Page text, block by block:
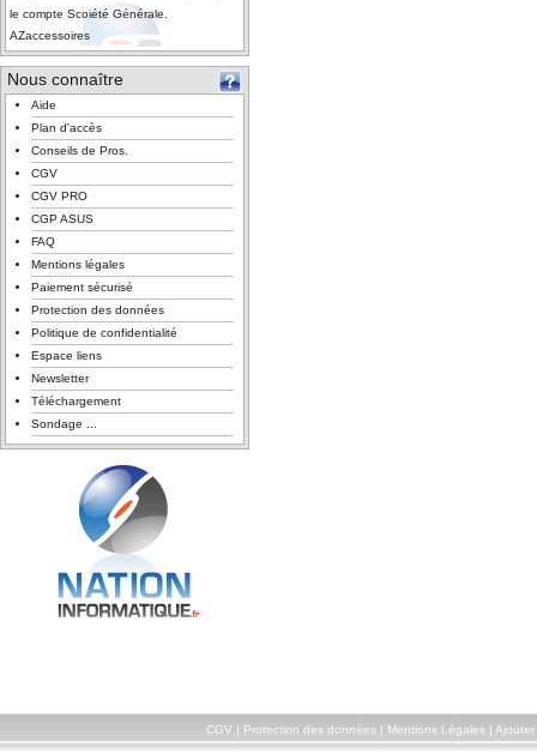
le compte Scoiété Générale.
AZaccessoires
Nous connaître
Aide
Plan d'accès
Conseils de Pros.
CGV
CGV PRO
CGP ASUS
FAQ
Mentions légales
Paiement sécurisé
Protection des données
Politique de confidentialité
Espace liens
Newsletter
Téléchargement
Sondage ...
CGV Protection des données| Mentions Légales| Ajouter